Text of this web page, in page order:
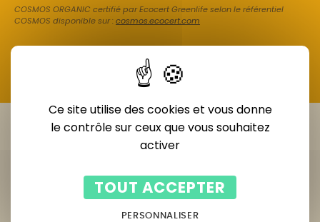
COSMOS ORGANIC certifié par Ecocert Greenlife selon le référentiel
COSMOS disponible sur :cosmos.ecocert.com
Ce site utilise des cookies et vous donne
le contrôle sur ceux que vous souhaitez
activer
TOUT ACCEPTER
PERSONNALISER